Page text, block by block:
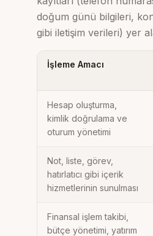
doğum günü bilgileri,
gibi iletişim verileri) yer
İşleme Amacı
Hesap oluşturma,
kimlik doğrulama ve
oturum yönetimi
Not, liste, görev,
hatırlatıcı gibi içerik
hizmetlerinin sunulması
Finansal işlem takibi,
bütçe yönetimi, yatırım